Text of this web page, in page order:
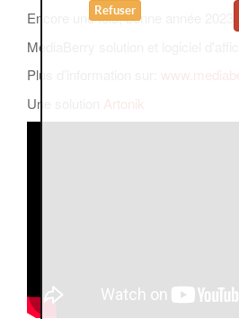
Encore une fois, bonne année 2023.
MediaBerry solution et logiciel
Plus d’information sur:
Une solution Artonik
Refuser